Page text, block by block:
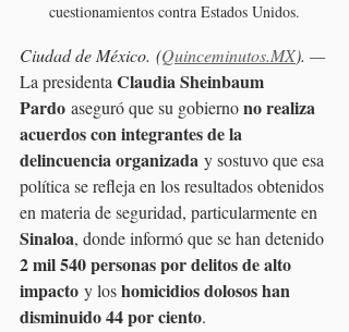
cuestionamientos contra Estados Unidos.
Ciudad de México. (Quinceminutos.MX). —
La presidenta Claudia Sheinbaum
Pardo aseguró que su gobierno no realiza
acuerdos con integrantes de la
delincuencia organizada y sostuvo que esa
política se refleja en los resultados obtenidos
en materia de seguridad, particularmente en
Sinaloa, donde informó que se han detenido
2 mil 540 personas por delitos de alto
impacto y los homicidios dolosos han
disminuido 44 por ciento.